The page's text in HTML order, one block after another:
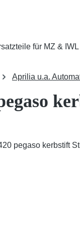
für MZ & IWL
Aprilia u.a.